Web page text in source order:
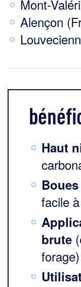
Mont-
Alençon
Haut
facile
brute
forage)